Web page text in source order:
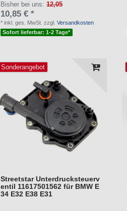
Bisher bei uns:12,05
10,85 € *
*inkl. ges. MwSt. zzgl.Versandkosten
Sofort lieferbar: 1-2 Tage*
Sonderangebot
Streetstar Unterdrucksteuerv
entil 11617501562 für BMW E
34 E32 E38 E31